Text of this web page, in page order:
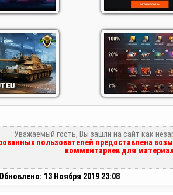
Уважаемый гость, Вы зашли на сайт как
пользователей предоставлена
комментариев для
Обновлено: 13 Ноября 2019 23:08